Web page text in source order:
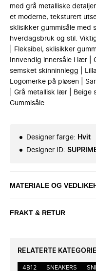
med grå metalliske
et moderne, teksturert
sklisikker gummisåle med
hverdagsbruk og stil.
| Fleksibel, sklisikker
Innvendig innersåle i lær |
semsket skinninnlegg |
Logomerke på pløsen |
| Grå metallisk lær | Beige
Gummisåle
Designer farge: Hvit
Designer ID:
MATERIALE OG
FRAKT & RETUR
RELATERTE
4B12 SNEAKERS